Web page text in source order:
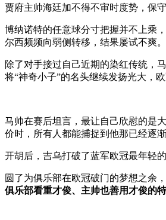
贾府主帅海廷加不得不审时度势，保
博纳诺特的任意球分寸把握并不上乘
尔西频频向弱侧转移，结果屡试不爽
除了对手接过自己近期的染红传统，
将“神奇小子”的名头继续发扬光大，
马帅在赛后坦言，最让自己欣慰的是
价时，所有人都能捕捉到他那已经逐
开胡后，吉乌打破了蓝军欧冠最年轻
圆了为俱乐部在欧冠破门的梦想之余
俱乐部看重才俊、主帅也善用才俊的特